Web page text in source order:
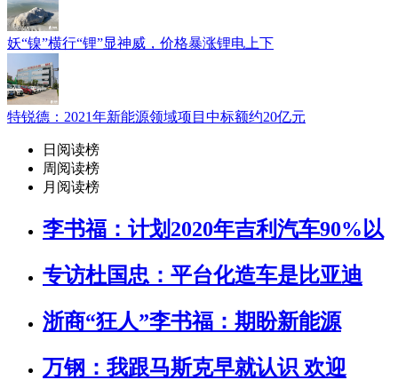
妖“镍”横行“锂”显神威，价格暴涨锂电上下
特锐德：2021年新能源领域项目中标额约20亿元
日阅读榜
周阅读榜
月阅读榜
李书福：计划2020年吉利汽车90%以
专访杜国忠：平台化造车是比亚迪
浙商“狂人”李书福：期盼新能源
万钢：我跟马斯克早就认识 欢迎